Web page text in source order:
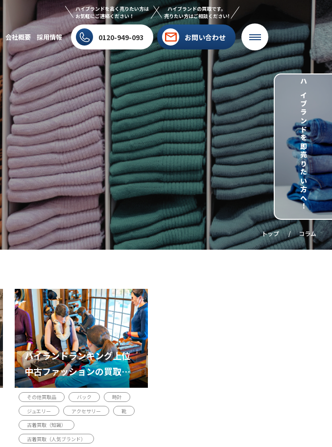
会社概要 採用情報
ハイブランドを高く売りたい方は
お気軽にご連絡ください！
0120-949-093
ハイブランドの買取です。
売りたい方はご相談ください!
お問い合わせ
トップ コラム
ハイランドランキング上位
中古ファッションの買取価
格動向
その他買取品 バック
時計
ジュエリー
アクセサリー
靴
古着買取（知識）
古着買取（人気ブランド）
ハイブランドを即売りたい方へ！